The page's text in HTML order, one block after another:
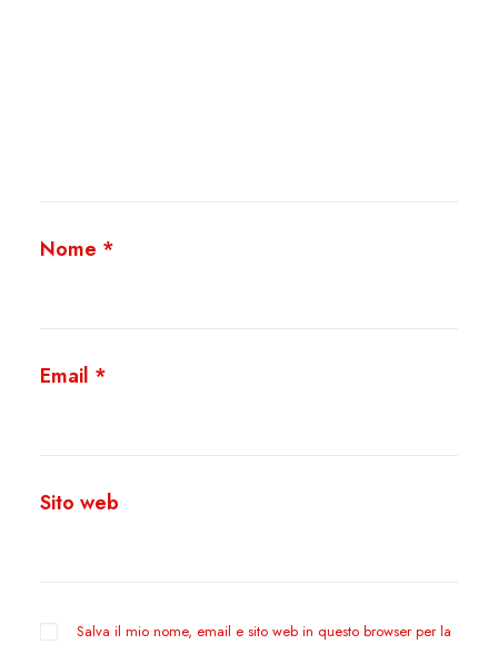
Nome *
Email *
Sito web
Salva il mio nome, email e sito web in questo browser per la